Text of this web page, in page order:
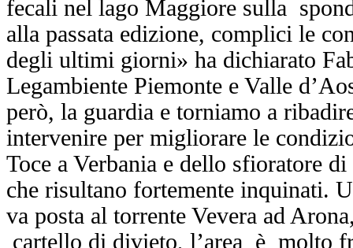
fecali nel lago Maggiore sulla
alla passata edizione, complici le
degli ultimi giorni» ha dichiarato
Legambiente Piemonte e Valle
però, la guardia e torniamo a
intervenire per migliorare le
Toce a Verbania e dello sfioratore
che risultano fortemente inquinati.
va posta al torrente Vevera ad
cartello di divieto, l’area è molto